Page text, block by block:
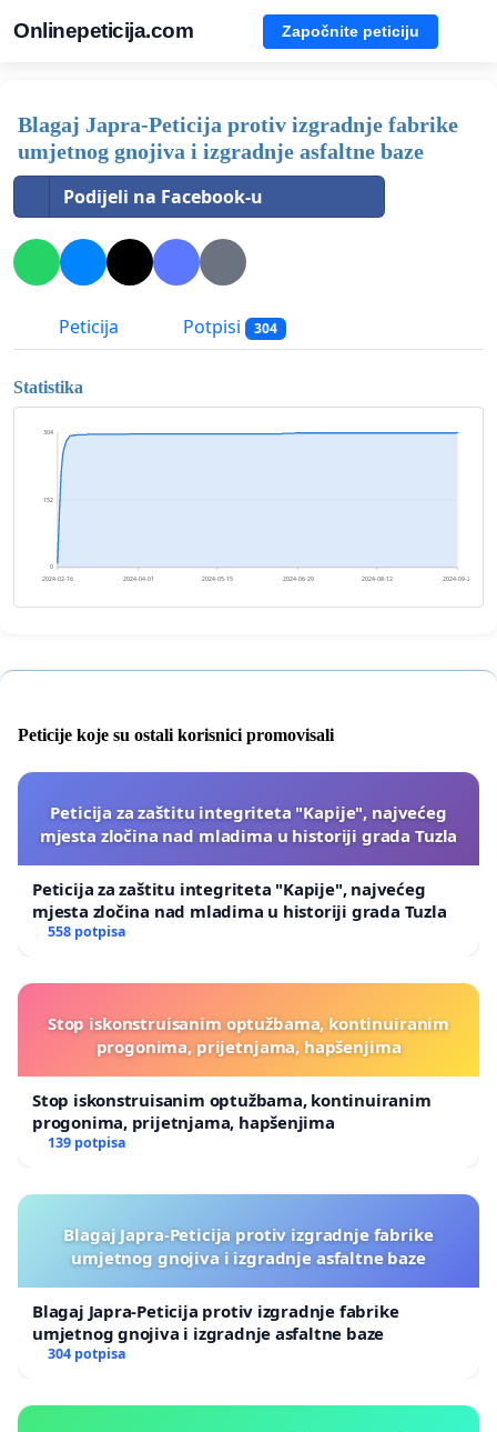
Onlinepeticija.com Započnite peticiju
Blagaj Japra-Peticija protiv izgradnje fabrike
umjetnog gnojiva i izgradnje asfaltne baze
Podijeli na Facebook-u
Peticija Potpisi 304
Statistika
0
152
304
2024-02-16 2024-04-01 2024-05-15 2024-06-29 2024-08-12 2024-09-26
Peticije koje su ostali korisnici promovisali
Peticija za zaštitu integriteta "Kapije", najvećeg
mjesta zločina nad mladima u historiji grada Tuzla
Peticija za zaštitu integriteta "Kapije", najvećeg
mjesta zločina nad mladima u historiji grada Tuzla
558 potpisa
Stop iskonstruisanim optužbama, kontinuiranim
progonima, prijetnjama, hapšenjima
Stop iskonstruisanim optužbama, kontinuiranim
progonima, prijetnjama, hapšenjima
139 potpisa
Blagaj Japra-Peticija protiv izgradnje fabrike
umjetnog gnojiva i izgradnje asfaltne baze
Blagaj Japra-Peticija protiv izgradnje fabrike
umjetnog gnojiva i izgradnje asfaltne baze
304 potpisa